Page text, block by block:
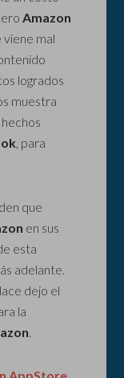
Amazon
viene mal
logrados
muestra
, para
que
en sus
esta
adelante.
dejo el
la
.